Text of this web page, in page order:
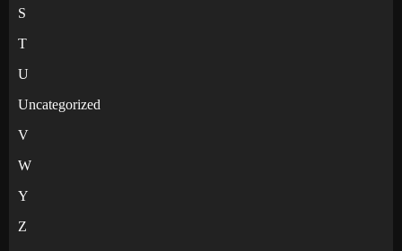
S
T
U
Uncategorized
V
W
Y
Z